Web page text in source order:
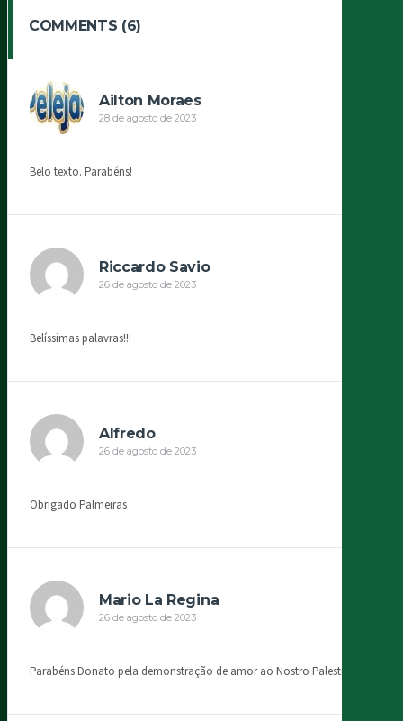
COMMENTS (6)
Ailton Moraes
28 de agosto de 2023
Belo texto. Parabéns!
Riccardo Savio
26 de agosto de 2023
Belíssimas palavras!!!
Alfredo
26 de agosto de 2023
Obrigado Palmeiras
Mario La Regina
26 de agosto de 2023
Parabéns Donato pela demonstração de amor ao Nostro Palestra !!!